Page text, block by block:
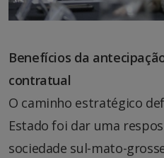
Benefícios da
contratual
O caminho estratégico
Estado foi dar uma
sociedade sul-mato-